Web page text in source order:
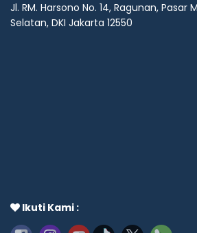
Jl. RM. Harsono No. 14, Ragunan, Pasar
Selatan, DKI Jakarta 12550
Ikuti Kami :